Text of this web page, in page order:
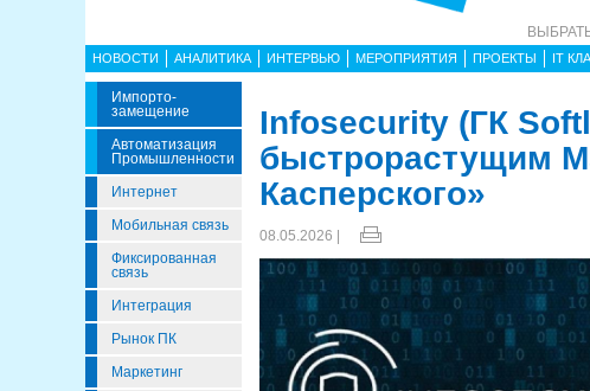
НОВОСТИ АНАЛИТИКА ИНТЕРВЬЮ МЕРОПРИЯТИЯ ПРОЕКТЫ IT
Импорто­
Замещение
Автоматизация
Промышленности
Интернет
Мобильная связь
Фиксированная
связь
Интеграция
Рынок ПК
Маркетинг
Infosecurity (ГК
быстрорастущим
Касперского»
08.05.2026 |